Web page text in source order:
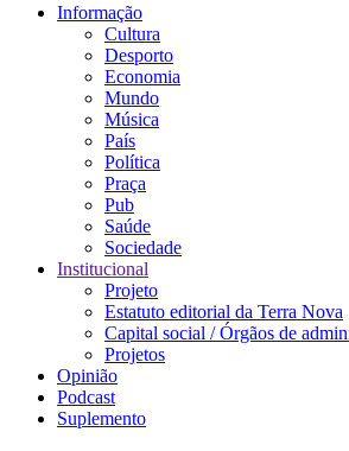
Informação
Cultura
Desporto
Economia
Mundo
Música
País
Política
Praça
Pub
Saúde
Sociedade
Institucional
Projeto
Estatuto editorial da Terra Nova
Capital social / Órgãos de
Projetos
Opinião
Podcast
Suplemento